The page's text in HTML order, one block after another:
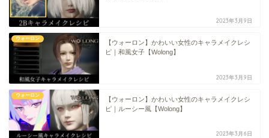
2023年3月9日
ウォーロン
【ウォーロン】かわいい女性のキャラメイクレシ
ピ｜和風女子【Wolong】
2023年3月9日
ウォーロン
【ウォーロン】かわいい女性のキャラメイクレシ
ピ｜ルーシー風【Wolong】
2023年3月6日